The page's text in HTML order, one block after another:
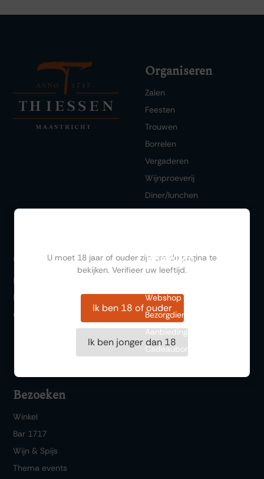
Organiseren
Zalen
Feesten
Trouwen
Borrelen
Vergaderen
Wijnproeverij
Diner/lunchen
Ontdekken
FAQ
Historie
Over ons
Bestellen
Webshop
Bezorgdienst
Aanbiedingen
Cadeaubonnen
Bezoeken
Winkel
Bar 1717
Wijn & Spijs
Thema events
U moet 18 jaar of ouder zijn om de pagina te
bekijken. Verifieer uw leeftijd.
Ik ben 18 of ouder
Ik ben jonger dan 18